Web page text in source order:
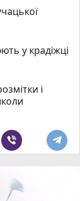
у крадіжці
і